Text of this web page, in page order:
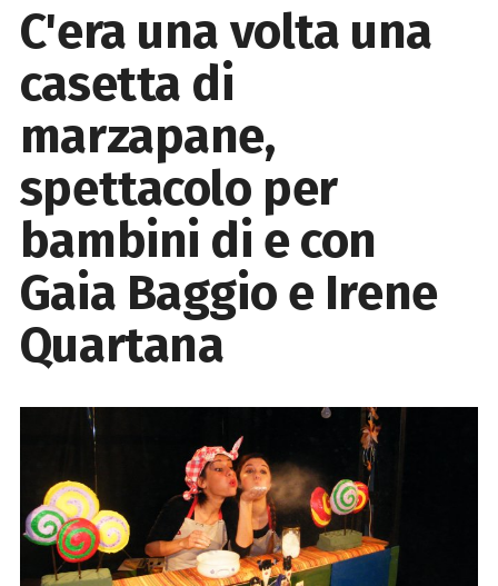
C'era una volta una
casetta di
marzapane,
spettacolo per
bambini di e con
Gaia Baggio e Irene
Quartana